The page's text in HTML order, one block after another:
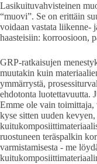
Lasikuituvahvisteinen
“muovi”. Se on erittäin
voidaan vastata liikenne-
haasteisiin: korroosioon,
GRP-ratkaisujen
muutakin kuin
ymmärrystä,
ehdotonta luotettavuutta.
Emme ole vain
kyse sitten uuden
ruostuneen teräspalkin
varmistamisesta - me